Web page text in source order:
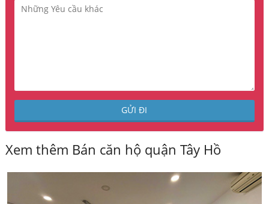
Xem thêm Bán căn hộ quận Tây Hồ